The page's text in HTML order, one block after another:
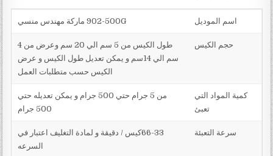
اسم الموديل 902-500G ماركة مهندس منسي
حجم الكيس
طول الكيس من 5 سم الي 20 سم وعرض من 4
سم الي 14سم و يمكن تعديل طول الكيس و عرض
الكيس حسب متطلبات العمل
كمية المواد التي
تعبئ
من 5 جرام حتي 500 جرام و يمكن تعديله حتي
500 جرام
سرعة التعبئة
66-33كيس / دقيقة و لمادة التغليف اعتبار في
السرعه